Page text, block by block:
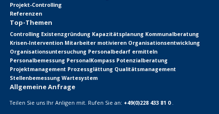
Projekt-Controlling
Referenzen
Top-Themen
Controlling Existenzgründung Kapazitätsplanung Kommunalberatung
Krisen-Intervention Mitarbeiter motivieren Organisationsentwicklung
Organisationsuntersuchung Personalbedarf ermitteln
Personalbemessung PersonalKompass Potenzialberatung
Projektmanagement Prozessglättung Qualitätsmanagement
Stellenbemessung Wartesystem
Allgemeine Anfrage
Teilen Sie uns Ihr Anligen mit. Rufen Sie an: +49(0)228 433 81 0 .